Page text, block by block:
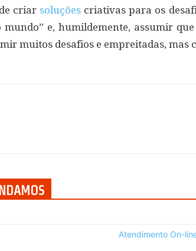
criar soluções criativas para os
mundo” e, humildemente, assumir
muitos desafios e empreitadas, mas